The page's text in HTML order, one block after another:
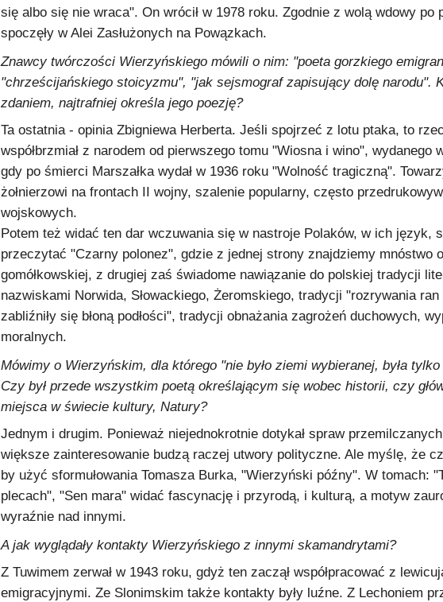
się albo się nie wraca". On wrócił w 1978 roku. Zgodnie z wolą wdowy po
spoczęły w Alei Zasłużonych na Powązkach.
Znawcy twórczości Wierzyńskiego mówili o nim: "poeta gorzkiego
"chrześcijańskiego stoicyzmu", "jak sejsmograf zapisujący dolę narodu".
zdaniem, najtrafniej określa jego poezję?
Ta ostatnia - opinia Zbigniewa Herberta. Jeśli spojrzeć z lotu ptaka, to
współbrzmiał z narodem od pierwszego tomu "Wiosna i wino", wydanego
gdy po śmierci Marszałka wydał w 1936 roku "Wolność tragiczną".
żołnierzowi na frontach II wojny, szalenie popularny, często
wojskowych.
Potem też widać ten dar wczuwania się w nastroje Polaków, w ich język,
przeczytać "Czarny polonez", gdzie z jednej strony znajdziemy mnóstwo
gomółkowskiej, z drugiej zaś świadome nawiązanie do polskiej tradycji
nazwiskami Norwida, Słowackiego, Żeromskiego, tradycji "rozrywania
zabliźniły się błoną podłości", tradycji obnażania zagrożeń duchowych,
moralnych.
Mówimy o Wierzyńskim, dla którego "nie było ziemi wybieranej, była
Czy był przede wszystkim poetą określającym się wobec historii, czy
miejsca w świecie kultury, Natury?
Jednym i drugim. Ponieważ niejednokrotnie dotykał spraw
większe zainteresowanie budzą raczej utwory polityczne. Ale myślę, że
by użyć sformułowania Tomasza Burka, "Wierzyński późny". W tomach:
plecach", "Sen mara" widać fascynację i przyrodą, i kulturą, a motyw
wyraźnie nad innymi.
A jak wyglądały kontakty Wierzyńskiego z innymi skamandrytami?
Z Tuwimem zerwał w 1943 roku, gdyż ten zaczął współpracować z
emigracyjnymi. Ze Slonimskim także kontakty były luźne. Z Lechoniem